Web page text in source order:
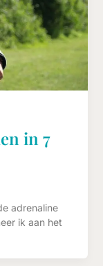
in 7
adrenaline
ik aan het